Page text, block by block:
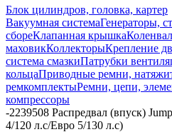
Блок цилиндров, головка, картер
Вакуумная системаГенераторы,
сбореКлапанная крышка
маховикКоллекторыКрепление
система смазкиПатрубки
кольцаПриводные ремни,
ремкомплектыРемни, цепи,
компрессоры
-2239508 Распредвал (впуск)
4/120 л.с/Евро 5/130 л.с)